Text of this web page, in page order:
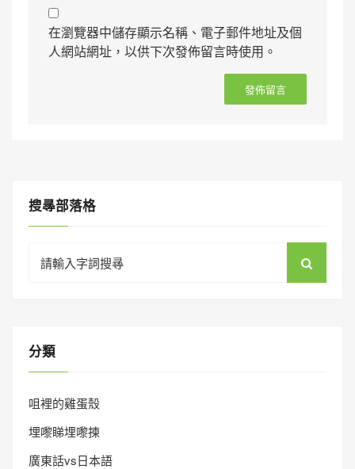
在瀏覽器中儲存顯示名稱、電子郵件地址及個
人網站網址，以供下次發佈留言時使用。
搜㝷部落格
for:
分類
咀裡的雞蛋殼
埋嚟睇埋嚟揀
廣東話vs日本語